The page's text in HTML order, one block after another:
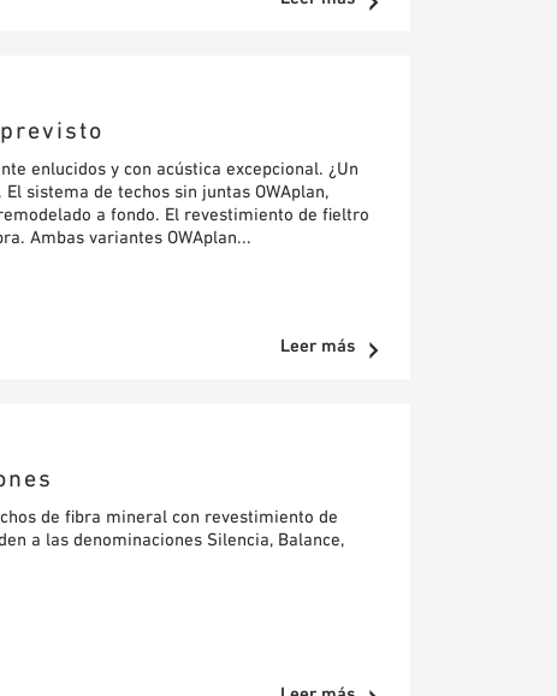
enlucidos y con acústica excepcional. ¿Un
sistema de techos sin juntas OWAplan,
a fondo. El revestimiento de fieltro
Ambas variantes OWAplan...
Leer más
de fibra mineral con revestimiento de
a las denominaciones Silencia, Balance,